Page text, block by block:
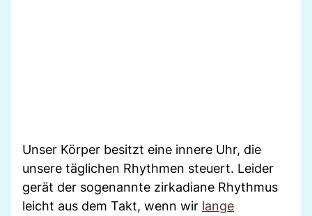
Unser Körper besitzt eine innere Uhr, die
unsere täglichen Rhythmen steuert. Leider
gerät der sogenannte zirkadiane Rhythmus
leicht aus dem Takt, wenn wir lange